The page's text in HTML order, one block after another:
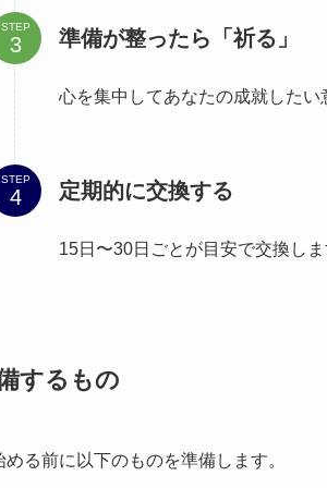
STEP 準備が整ったら「祈る」
心を集中してあなたの成就したい
STEP 定期的に交換する
15日〜30日ごとが目安で交換しま
するもの
める前に以下のものを準備します。